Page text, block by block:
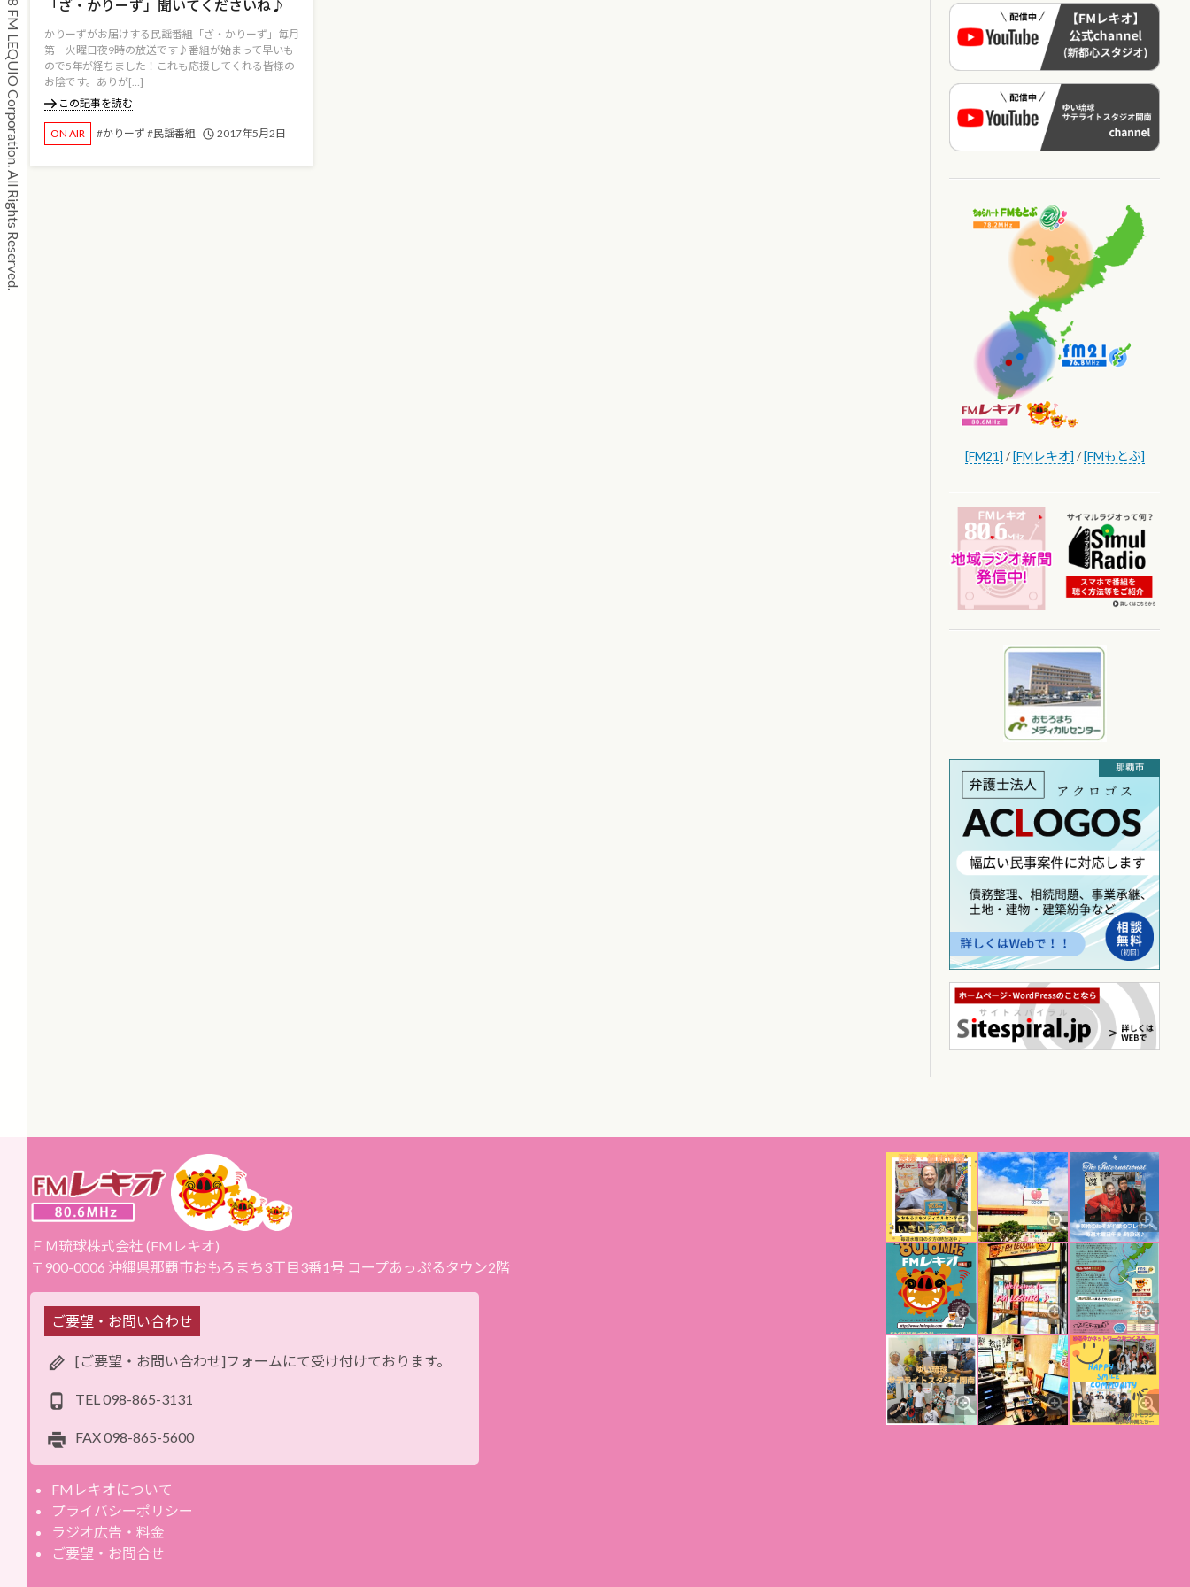
「ざ・かりーず」聞いてくださいね♪
かりーずがお届けする民謡番組「ざ・かりーず」毎月
第一火曜日夜9時の放送です♪番組が始まって早いも
ので5年が経ちました！これも応援してくれる皆様の
お陰です。ありが[…]
この記事を読む
ON AIR #かりーず #民謡番組 2017年5月2日
[FM21] /[FMレキオ] /[FMもとぶ]
ＦＭ琉球株式会社 (FMレキオ)
〒900-0006 沖縄県那覇市おもろまち3丁目3番1号 コープあっぷるタウン2階
ご要望・お問い合わせ
[ご要望・お問い合わせ]フォームにて受け付けております。
TEL 098-865-3131
FAX098-865-5600
FMレキオについて
プライバシーポリシー
ラジオ広告・料金
ご要望・お問合せ
Copyright © 2008 FM LEQUIO Corporation. All Rights Reserved.